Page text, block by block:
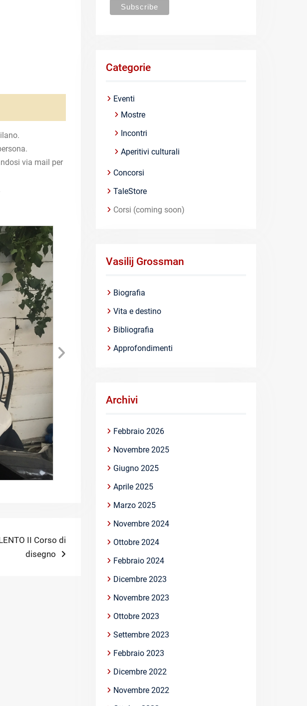
via mail per
II Corso di
disegno
Categorie
Eventi
Mostre
Incontri
Aperitivi culturali
Concorsi
TaleStore
Corsi (coming soon)
Vasilij Grossman
Biografia
Vita e destino
Bibliografia
Approfondimenti
Archivi
Febbraio 2026
Novembre 2025
Giugno 2025
Aprile 2025
Marzo 2025
Novembre 2024
Ottobre 2024
Febbraio 2024
Dicembre 2023
Novembre 2023
Ottobre 2023
Settembre 2023
Febbraio 2023
Dicembre 2022
Novembre 2022